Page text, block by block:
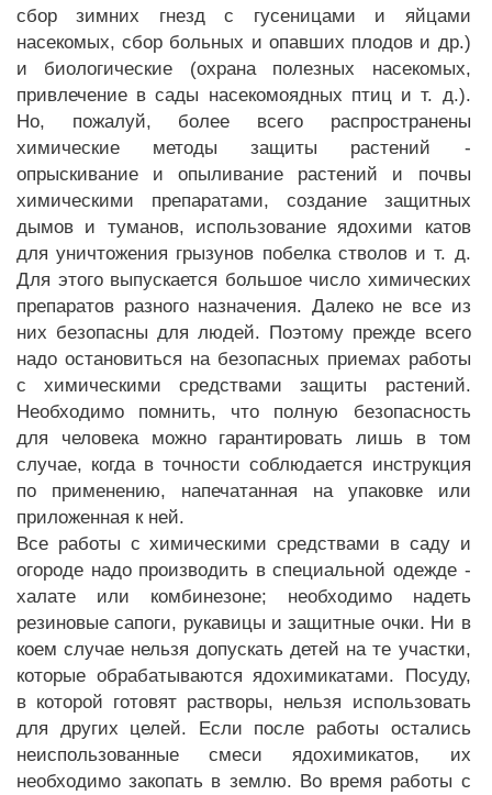
сбор зимних гнезд с гусеницами и яйцами
насекомых, сбор больных и опавших плодов и др.)
и биологические (охрана полезных насекомых,
привлечение в сады насекомоядных птиц и т. д.).
Но, пожалуй, более всего распространены
химические методы защиты растений -
опрыскивание и опыливание растений и почвы
химическими препаратами, создание защитных
дымов и туманов, использование ядохими катов
для уничтожения грызунов побелка стволов и т. д.
Для этого выпускается большое число химических
препаратов разного назначения. Далеко не все из
них безопасны для людей. Поэтому прежде всего
надо остановиться на безопасных приемах работы
с химическими средствами защиты растений.
Необходимо помнить, что полную безопасность
для человека можно гарантировать лишь в том
случае, когда в точности соблюдается инструкция
по применению, напечатанная на упаковке или
приложенная к ней.
Все работы с химическими средствами в саду и
огороде надо производить в специальной одежде -
халате или комбинезоне; необходимо надеть
резиновые сапоги, рукавицы и защитные очки. Ни в
коем случае нельзя допускать детей на те участки,
которые обрабатываются ядохимикатами. Посуду,
в которой готовят растворы, нельзя использовать
для других целей. Если после работы остались
неиспользованные смеси ядохимикатов, их
необходимо закопать в землю. Во время работы с